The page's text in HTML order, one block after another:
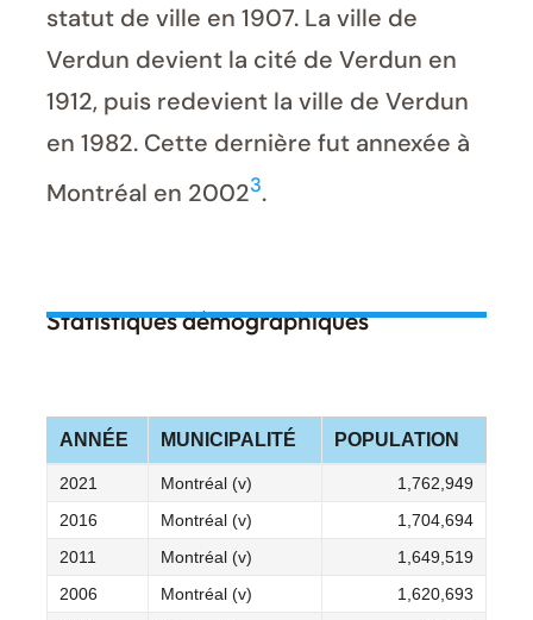
statut de ville en 1907. La ville de
Verdun devient la cité de Verdun en
1912, puis redevient la ville de Verdun
en 1982. Cette dernière fut annexée à
Montréal en 20023.
Statistiques démographiques
ANNÉE MUNICIPALITÉ POPULATION
2021 Montréal (v)
1,762,949
2016
Montréal (v)
1,704,694
2011
Montréal (v)
1,649,519
2006
Montréal (v)
1,620,693